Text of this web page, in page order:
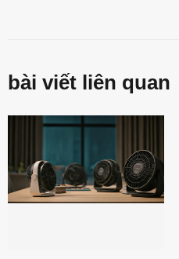
bài viết liên quan